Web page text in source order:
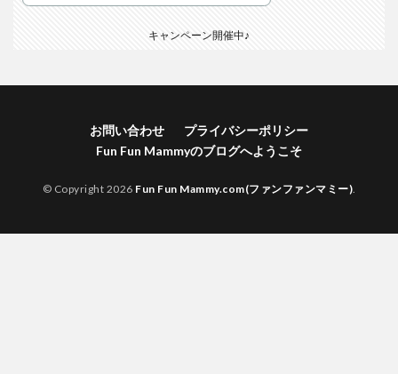
キャンペーン開催中♪
お問い合わせ
プライバシーポリシー
Fun Fun Mammyのブログへようこそ
© Copyright 2026 Fun Fun Mammy.com(ファンファンマミー).